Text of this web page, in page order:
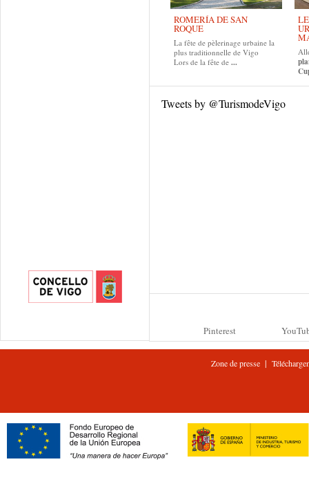
ROMERÍA DE SAN
ROQUE
La fête de pèlerinage urbaine la
plus traditionnelle de Vigo
Lors de la fête de ...
Tweets by @TurismodeVigo
Pinterest
Zone de presse |